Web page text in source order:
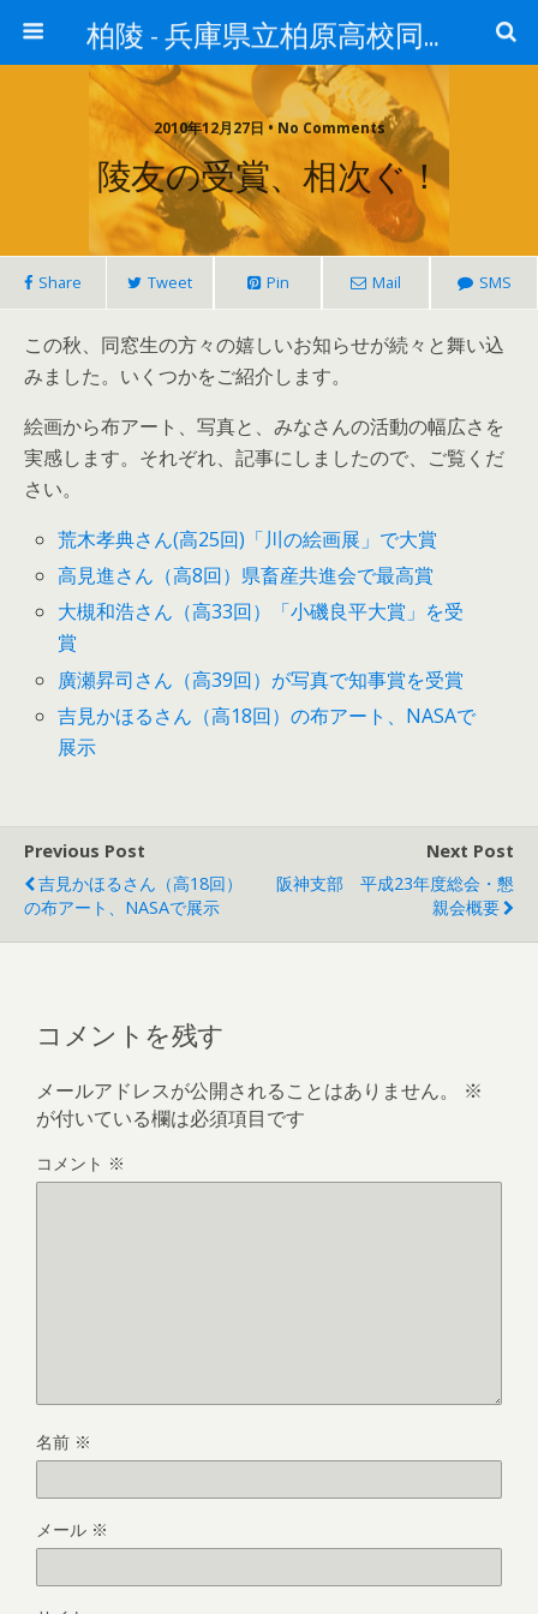
柏陵 - 兵庫県立柏原高校同窓会
2010年12月27日 • No Comments
陵友の受賞、相次ぐ！
Share Tweet Pin Mail SMS
この秋、同窓生の方々の嬉しいお知らせが続々と舞い込
みました。いくつかをご紹介します。
絵画から布アート、写真と、みなさんの活動の幅広さを
実感します。それぞれ、記事にしましたので、ご覧くだ
さい。
荒木孝典さん(高25回)「川の絵画展」で大賞
高見進さん（高8回）県畜産共進会で最高賞
大槻和浩さん（高33回）「小磯良平大賞」を受
賞
廣瀬昇司さん（高39回）が写真で知事賞を受賞
吉見かほるさん（高18回）の布アート、NASAで
展示
Previous Post
吉見かほるさん（高18回）
の布アート、NASAで展示
Next Post
阪神支部 平成23年度総会・懇
親会概要
コメントを残す
メールアドレスが公開されることはありません。
※
が付いている欄は必須項目です
コメント ※
名前 ※
メール ※